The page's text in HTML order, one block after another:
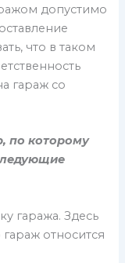
допустимо
что в таком
гараж со
по которому
гаража. Здесь
гараж относится